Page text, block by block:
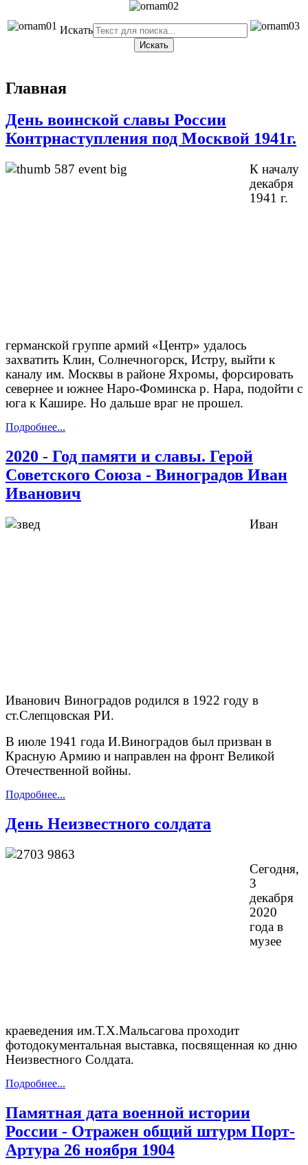
Искать
Искать
Главная
День воинской славы России
Контрнаступления под Москвой 1941г.
К началу
декабря
1941 г.
германской группе армий «Центр» удалось
захватить Клин, Солнечногорск, Истру, выйти к
каналу им. Москвы в районе Яхромы, форсировать
севернее и южнее Наро-Фоминска р. Нара, подойти с
юга к Кашире. Но дальше враг не прошел.
Подробнее...
2020 - Год памяти и славы. Герой
Советского Союза - Виноградов Иван
Иванович
Иван
Иванович Виноградов родился в 1922 году в
ст.Слепцовская РИ.
В июле 1941 года И.Виноградов был призван в
Красную Армию и направлен на фронт Великой
Отечественной войны.
Подробнее...
День Неизвестного солдата
Сегодня,
3
декабря
2020
года в
музее
краеведения им.Т.Х.Мальсагова проходит
фотодокументальная выставка, посвященная ко дню
Неизвестного Солдата.
Подробнее...
Памятная дата военной истории
России - Отражен общий штурм Порт-
Артура 26 ноября 1904